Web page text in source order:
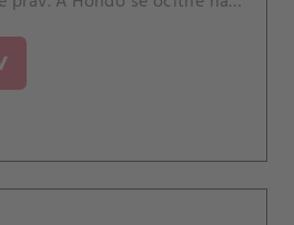
jejich podnikání; a
ji požádat, aby se setkala s